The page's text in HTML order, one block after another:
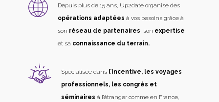
Depuis plus de 15 ans, Up2date organise des
opérations adaptées à vos besoins grâce à
son réseau de partenaires, son expertise
et sa connaissance du terrain.
Spécialisée dans l’Incentive, les voyages
professionnels, les congrès et
séminaires à l’étranger comme en France,